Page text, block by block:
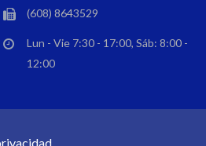
(608) 8643529
Lun - Vie 7:30 - 17:00, Sáb: 8:00 -
12:00